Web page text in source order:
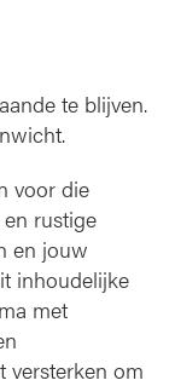
te blijven.
voor die
rustige
en jouw
inhoudelijke
met
versterken om